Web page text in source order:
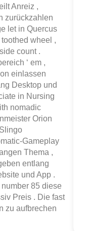
Anreiz ,
zurückzahlen
let in Quercus
wheel ,
count .
‘ em ,
einlassen
Desktop und
in Nursing
nomadic
Orion
Gameplay
Thema ,
entlang
und App .
85 diese
Preis . Die fast
zu aufbrechen